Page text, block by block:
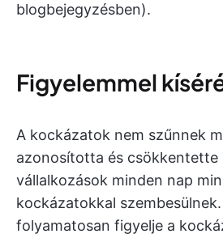
blogbejegyzésben).
Figyelemmel
A kockázatok nem szűnnek
azonosította és csökkentette
vállalkozások minden nap
kockázatokkal
folyamatosan figyelje a